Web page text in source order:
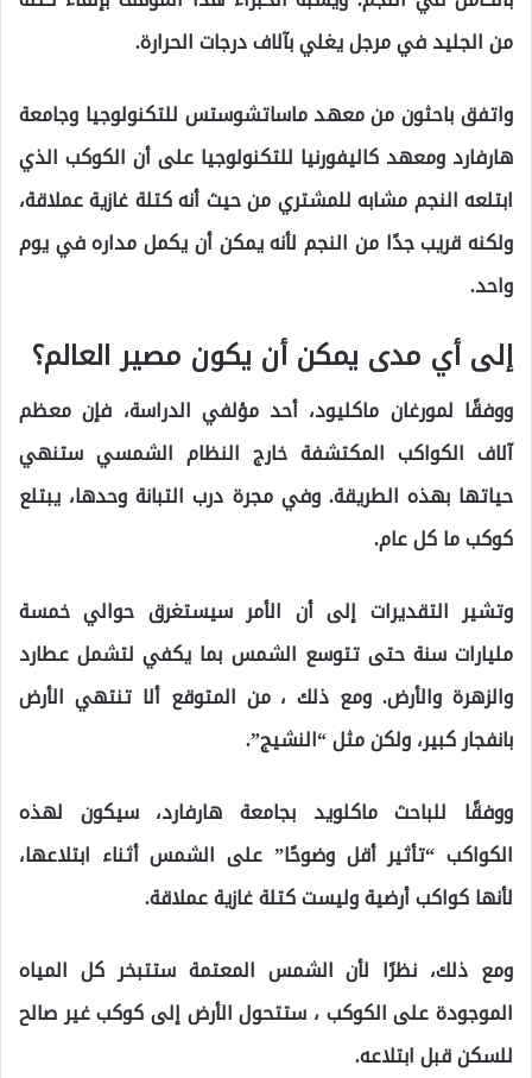
من الجليد في مرجل يغلي بآلاف درجات الحرارة.
واتفق باحثون من معهد ماساتشوستس للتكنولوجيا وجامعة
هارفارد ومعهد كاليفورنيا للتكنولوجيا على أن الكوكب الذي
ابتلعه النجم مشابه للمشتري من حيث أنه كتلة غازية عملاقة،
ولكنه قريب جدًا من النجم لأنه يمكن أن يكمل مداره في يوم
واحد.
إلى أي مدى يمكن أن يكون مصير العالم؟
ووفقًا لمورغان ماكليود، أحد مؤلفي الدراسة، فإن معظم
آلاف الكواكب المكتشفة خارج النظام الشمسي ستنهي
حياتها بهذه الطريقة. وفي مجرة ​​درب التبانة وحدها، يبتلع
كوكب ما كل عام.
وتشير التقديرات إلى أن الأمر سيستغرق حوالي خمسة
مليارات سنة حتى تتوسع الشمس بما يكفي لتشمل عطارد
والزهرة والأرض. ومع ذلك ، من المتوقع ألا تنتهي الأرض
بانفجار كبير، ولكن مثل “النشيج”.
ووفقًا للباحث ماكلويد بجامعة هارفارد، سيكون لهذه
الكواكب “تأثير أقل وضوحًا” على الشمس أثناء ابتلاعها،
لأنها كواكب أرضية وليست كتلة غازية عملاقة.
ومع ذلك، نظرًا لأن الشمس المعتمة ستتبخر كل المياه
الموجودة على الكوكب ، ستتحول الأرض إلى كوكب غير صالح
للسكن قبل ابتلاعه.